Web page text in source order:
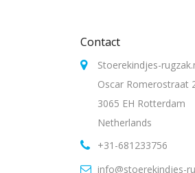
Contact
Stoerekindjes-
Oscar Romerostraat
3065 EH Rotterdam
Netherlands
+31-681233756
info@stoerekindjes-